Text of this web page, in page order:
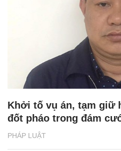
PHÁP LUẬT
Khởi tố vụ án, tạm giữ
đốt pháo trong đám